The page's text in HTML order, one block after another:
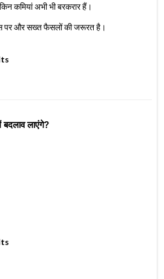
कमियां अभी भी बरकरार हैं।
पर और सख्त फैसलों की जरूरत है।
बदलाव लाएंगे?